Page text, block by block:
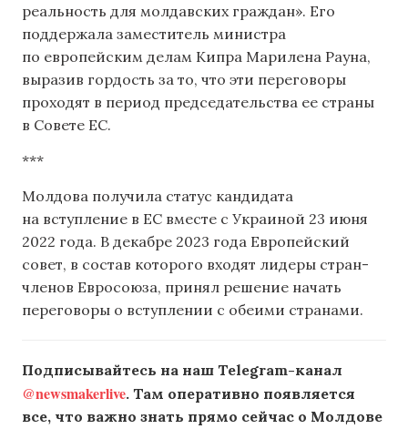
реальность для молдавских граждан». Его
поддержала заместитель министра
по европейским делам Кипра Марилена Рауна,
выразив гордость за то, что эти переговоры
проходят в период председательства ее страны
в Совете ЕС.
***
Молдова получила статус кандидата
на вступление в ЕС вместе с Украиной 23 июня
2022 года. В декабре 2023 года Европейский
совет, в состав которого входят лидеры стран-
членов Евросоюза, принял решение начать
переговоры о вступлении с обеими странами.
Подписывайтесь на наш Telegram-канал
@newsmakerlive. Там оперативно появляется
все, что важно знать прямо сейчас о Молдове